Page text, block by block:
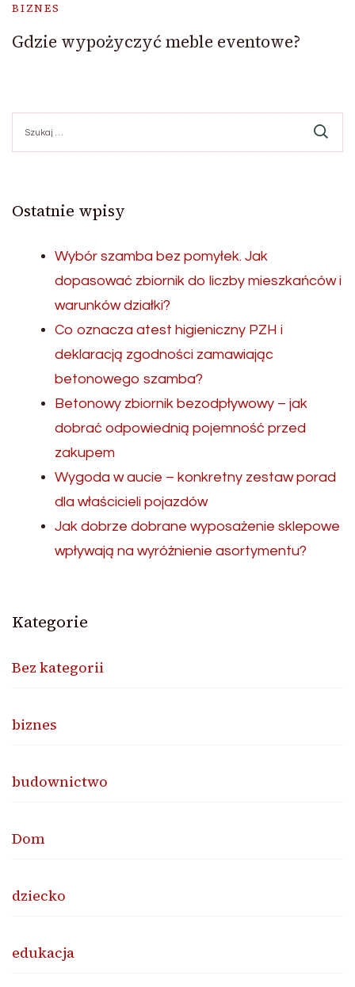
BIZNES
Gdzie wypożyczyć meble eventowe?
Ostatnie wpisy
Wybór szamba bez pomyłek. Jak
dopasować zbiornik do liczby mieszkańców i
warunków działki?
Co oznacza atest higieniczny PZH i
deklaracją zgodności zamawiając
betonowego szamba?
Betonowy zbiornik bezodpływowy – jak
dobrać odpowiednią pojemność przed
zakupem
Wygoda w aucie – konkretny zestaw porad
dla właścicieli pojazdów
Jak dobrze dobrane wyposażenie sklepowe
wpływają na wyróżnienie asortymentu?
Kategorie
Bez kategorii
biznes
budownictwo
Dom
dziecko
edukacja